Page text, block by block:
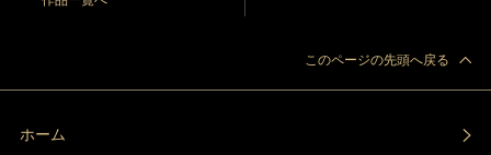
このページの先頭へ戻る
ホーム